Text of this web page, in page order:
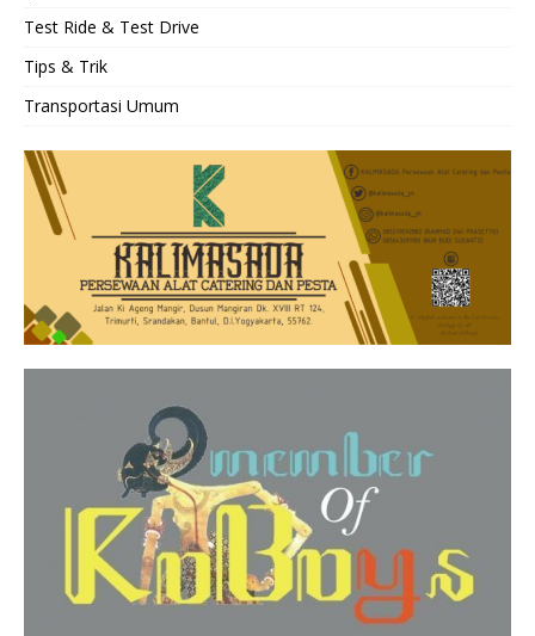
Test Ride & Test Drive
Tips & Trik
Transportasi Umum